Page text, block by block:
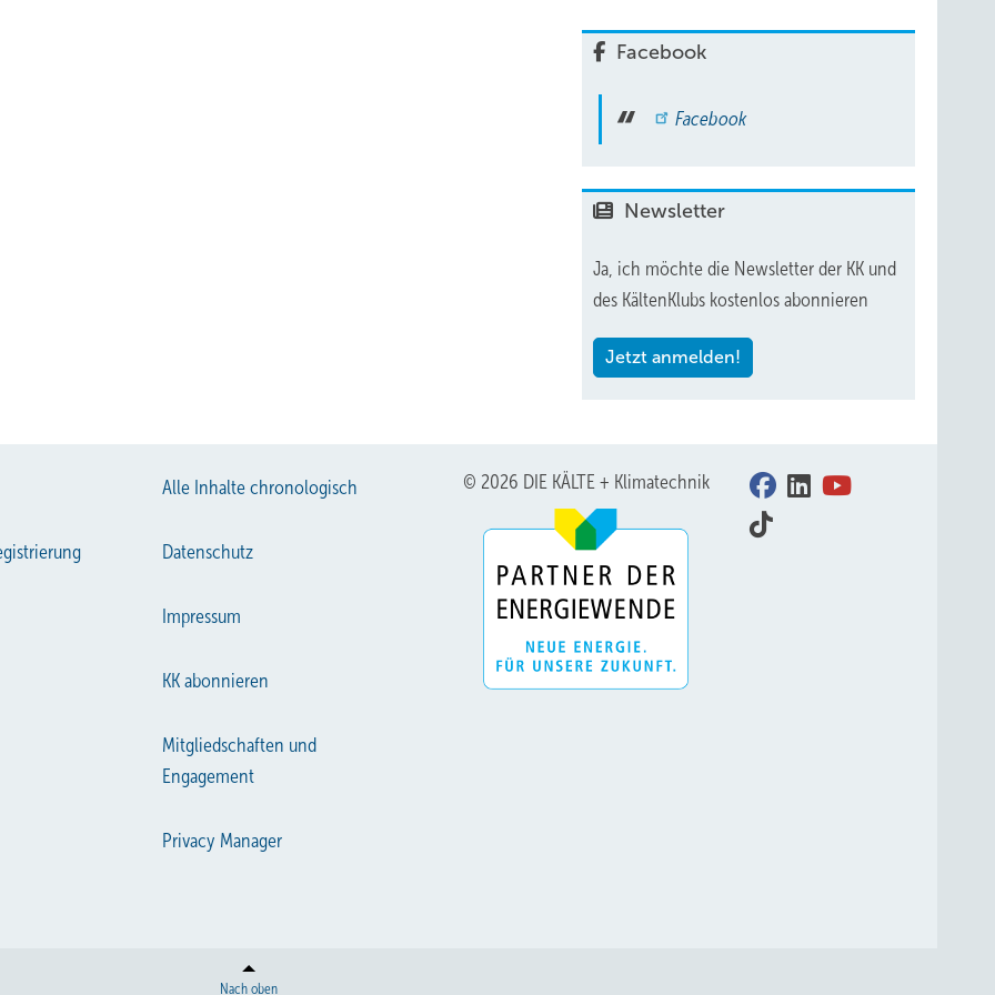
Facebook
Facebook
Newsletter
Ja, ich möchte die Newsletter der KK und
des KältenKlubs kostenlos abonnieren
Jetzt anmelden!
Alle Inhalte chronologisch
Datenschutz
Impressum
KK abonnieren
Mitgliedschaften und
Engagement
Privacy Manager
© 2026 DIE KÄLTE + Klimatechnik
Nach oben